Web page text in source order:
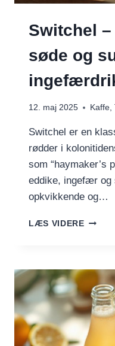
Switchel
søde og
12. maj 2025 Kaffe,
Switchel er en
rødder i
som “haymaker’s
eddike, ingefær og
opkvikkende og…
LÆS VIDERE
SØDE
OG
SUNDE